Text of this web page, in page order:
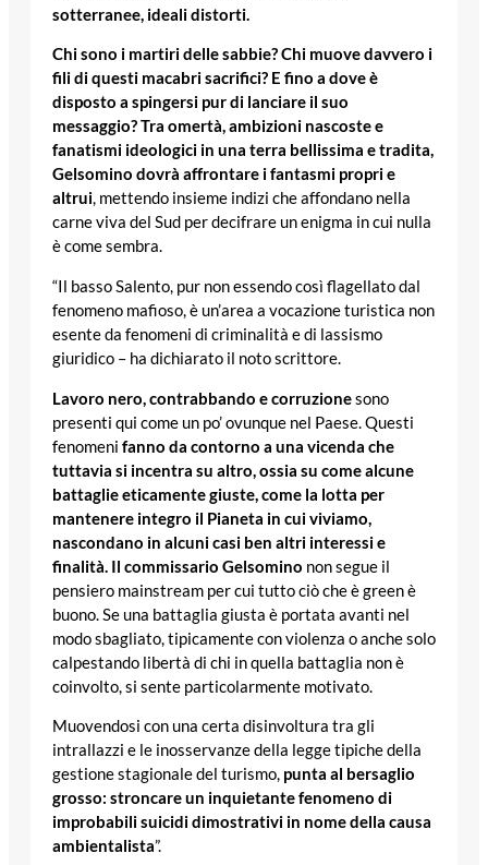
sotterranee, ideali distorti.
Chi sono i martiri delle sabbie? Chi muove davvero i
fili di questi macabri sacrifici? E fino a dove è
disposto a spingersi pur di lanciare il suo
messaggio?Tra omertà, ambizioni nascoste e
fanatismi ideologici in una terra bellissima e tradita,
Gelsomino dovrà affrontare i fantasmi propri e
altrui, mettendo insieme indizi che affondano nella
carne viva del Sud per decifrare un enigma in cui nulla
è come sembra.
“Il basso Salento, pur non essendo così flagellato dal
fenomeno mafioso, è un’area a vocazione turistica non
esente da fenomeni di criminalità e di lassismo
giuridico – ha dichiarato il noto scrittore.
Lavoro nero, contrabbando e corruzionesono
presenti qui come un po’ ovunque nel Paese. Questi
fenomeni fanno da contorno a una vicenda che
tuttavia si incentra su altro, ossia su come alcune
battaglie eticamente giuste, come la lotta per
mantenere integro il Pianeta in cui viviamo,
nascondano in alcuni casi ben altri interessi e
finalità. Il commissario Gelsomino non segue il
pensiero mainstream per cui tutto ciò che è green è
buono. Se una battaglia giusta è portata avanti nel
modo sbagliato, tipicamente con violenza o anche solo
calpestando libertà di chi in quella battaglia non è
coinvolto, si sente particolarmente motivato.
Muovendosi con una certa disinvoltura tra gli
intrallazzi e le inosservanze della legge tipiche della
gestione stagionale del turismo, punta al bersaglio
grosso: stroncare un inquietante fenomeno di
improbabili suicidi dimostrativi in nome della causa
ambientalista”.